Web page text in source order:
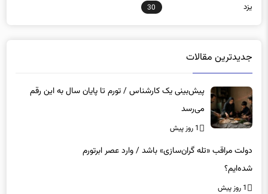
یزد 30
جدیدترین مقالات
پیش‌بینی یک کارشناس / تورم تا پایان سال به این رقم
می‌رسد
1 روز پیش
دولت مراقب «تله گران‌سازی» باشد / وارد عصر ابرتورم
شده‌ایم؟
1 روز پیش